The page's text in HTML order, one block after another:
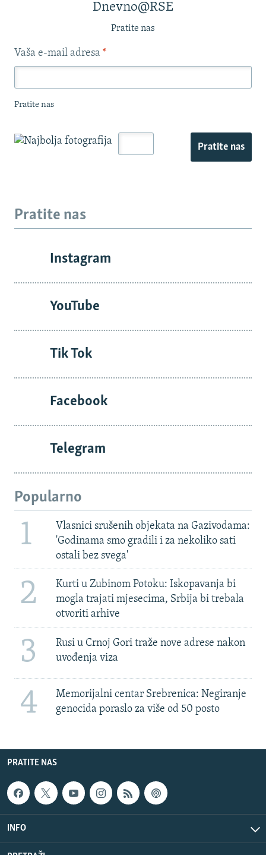
Dnevno@RSE
Pratite nas
Vaša e-mail adresa *
Pratite nas
Pratite nas
Pratite nas
Instagram
YouTube
Tik Tok
Facebook
Telegram
Popularno
1
Vlasnici srušenih objekata na Gazivodama:
'Godinama smo gradili i za nekoliko sati
ostali bez svega'
2
Kurti u Zubinom Potoku: Iskopavanja bi
mogla trajati mjesecima, Srbija bi trebala
otvoriti arhive
3
Rusi u Crnoj Gori traže nove adrese nakon
uvođenja viza
4
Memorijalni centar Srebrenica: Negiranje
genocida poraslo za više od 50 posto
PRATITE NAS
INFO